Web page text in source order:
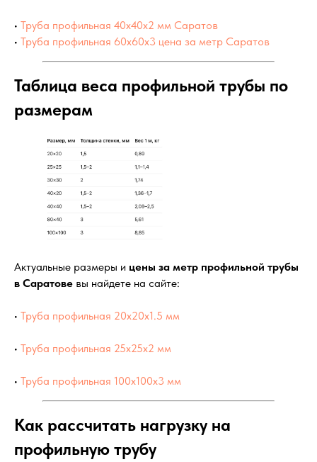
• Труба профильная 40х40х2 мм Саратов
• Труба профильная 60х60х3 цена за метр Саратов
Таблица веса профильной трубы по
размерам
Актуальные размеры и цены за метр профильной трубы
в Саратове вы найдете на сайте:
• Труба профильная 20х20х1.5 мм
• Труба профильная 25х25х2 мм
• Труба профильная 100х100х3 мм
Как рассчитать нагрузку на
профильную трубу